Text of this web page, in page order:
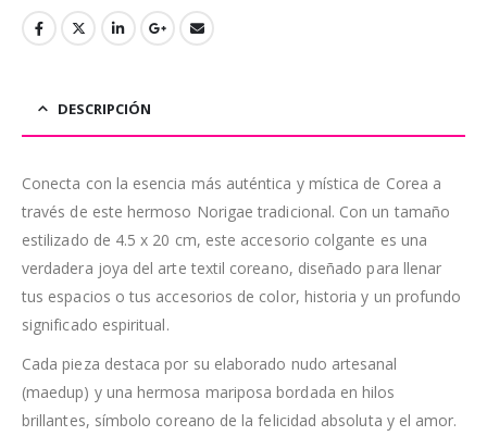
DESCRIPCIÓN
Conecta con la esencia más auténtica y mística de Corea a
través de este hermoso Norigae tradicional. Con un tamaño
estilizado de 4.5 x 20 cm, este accesorio colgante es una
verdadera joya del arte textil coreano, diseñado para llenar
tus espacios o tus accesorios de color, historia y un profundo
significado espiritual.
Cada pieza destaca por su elaborado nudo artesanal
(maedup) y una hermosa mariposa bordada en hilos
brillantes, símbolo coreano de la felicidad absoluta y el amor.